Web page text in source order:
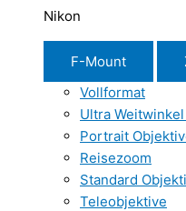
Nikon
F-Mount
Vollformat
Ultra
Portrait
Reisezoom
Standard
Teleobjektive